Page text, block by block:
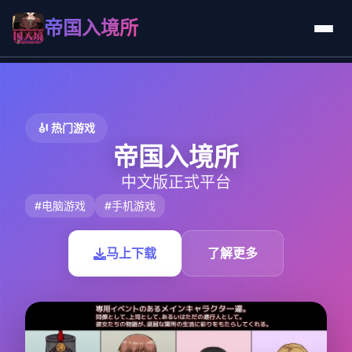
帝国入境所
🎻 热门游戏
帝国入境所
中文版正式平台
#电脑游戏 #手机游戏
马上下载 了解更多